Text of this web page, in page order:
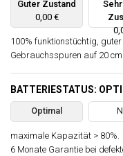
Guter Zustand
0,00 €
100% funktionstüchtig,
Gebrauchsspuren auf 20
BATTERIESTATUS:
Optimal
maximale Kapazität > 80%.
6 Monate Garantie bei